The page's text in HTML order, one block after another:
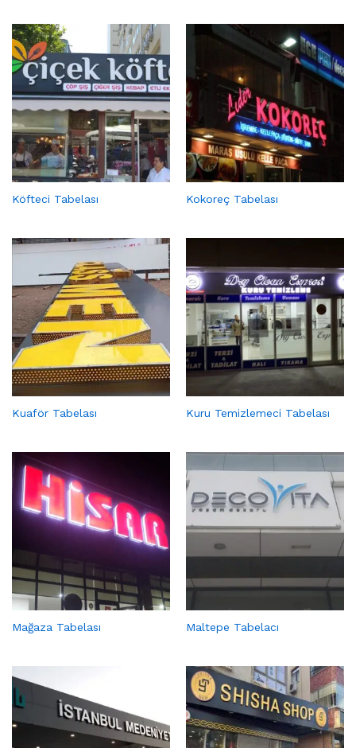
Köfteci Tabelası Kokoreç Tabelası
Kuaför Tabelası Kuru Temizlemeci Tabelası
Mağaza Tabelası Maltepe Tabelacı